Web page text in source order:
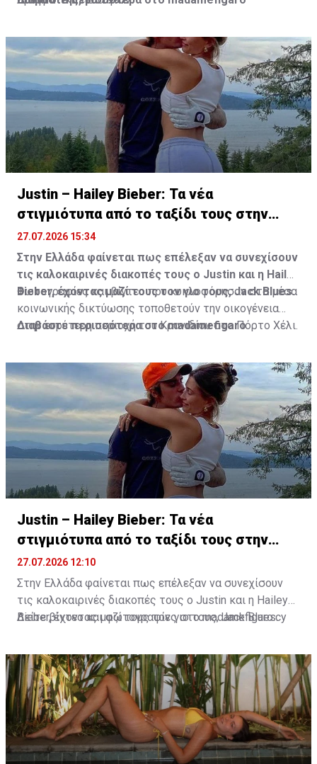
Justin – Hailey Bieber: Τα νέα
στιγμιότυπα από το ταξίδι τους στην
Ελλάδα
27.07.2026 15:34
Στην Ελλάδα φαίνεται πως επέλεξαν να συνεχίσουν
τις καλοκαιρινές διακοπές τους ο Justin και η Hailey
Bieber, έχοντας μαζί τους τον γιο τους, Jack Blues.
Φωτογραφίες και βίντεο που κυκλοφόρησαν στα μέσα
κοινωνικής δικτύωσης τοποθετούν την οικογένεια
στην ευρύτερη περιοχή του Κρανιδίου στο Πόρτο Χέλι.
Διαβάστε περισσότερα στο madamefigaro
Justin – Hailey Bieber: Τα νέα
στιγμιότυπα από το ταξίδι τους στην
Ελλάδα
27.07.2026 12:10
Στην Ελλάδα φαίνεται πως επέλεξαν να συνεχίσουν
τις καλοκαιρινές διακοπές τους ο Justin και η Hailey
Bieber, έχοντας μαζί τους τον γιο τους, Jack Blues.
στην ευρύτερη περιοχή του Κρανιδίου στο Πόρτο Χέλι.
Δείτε βίντεο και φωτογραφίες στο madamefigaro.cy